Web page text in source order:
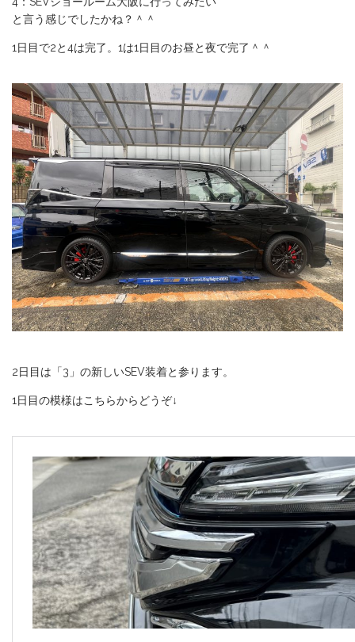
と言う感じでしたかね？＾＾
1日目で2と4は完了。1は1日目のお昼と夜で完了＾＾
2日目は「3」の新しいSEV装着と参ります。
1日目の模様はこちらからどうぞ↓